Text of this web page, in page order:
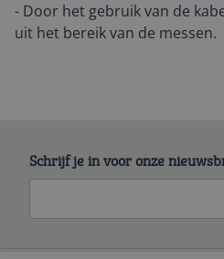
- Door het gebruik van de
uit het bereik van de messen.
Schrijf je in voor onze